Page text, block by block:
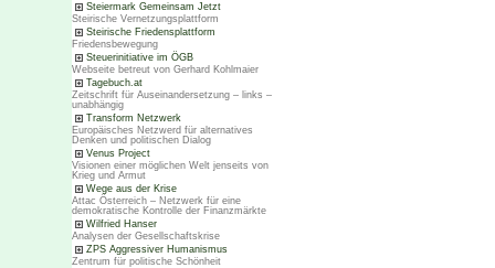
Steiermark Gemeinsam Jetzt
Steirische Vernetzungsplattform
Steirische Friedensplattform
Friedensbewegung
Steuerinitiative im ÖGB
Webseite betreut von Gerhard Kohlmaier
Tagebuch.at
Zeitschrift für Auseinandersetzung – links –
unabhängig
Transform Netzwerk
Europäisches Netzwerd für alternatives
Denken und politischen Dialog
Venus Project
Visionen einer möglichen Welt jenseits von
Krieg und Armut
Wege aus der Krise
Attac Österreich – Netzwerk für eine
demokratische Kontrolle der Finanzmärkte
Wilfried Hanser
Analysen der Gesellschaftskrise
ZPS Aggressiver Humanismus
Zentrum für politische Schönheit